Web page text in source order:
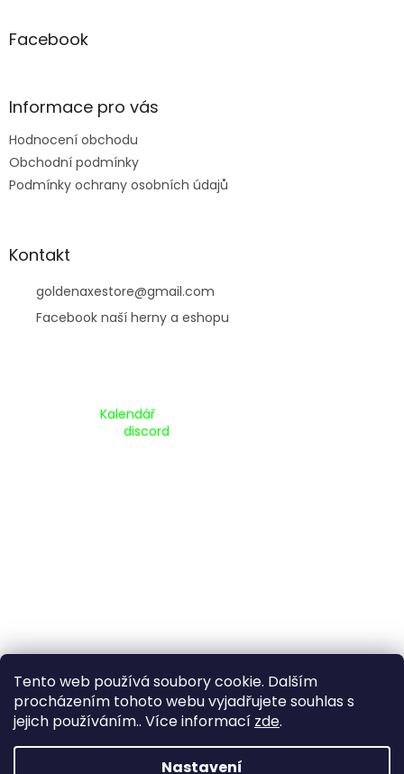
Tento web používá soubory cookie. Dalším
procházením tohoto webu vyjadřujete souhlas s
jejich používáním.. Více informací zde.
Nastavení
aFacebook
Informace pro vás
Hodnocení obchodu
Obchodní podmínky
Podmínky ochrany osobních údajů
Kontakt
goldenaxestore@gmail.com
Facebook naší herny a eshopu
Kalendář
discord
Vytvořil Shoptet